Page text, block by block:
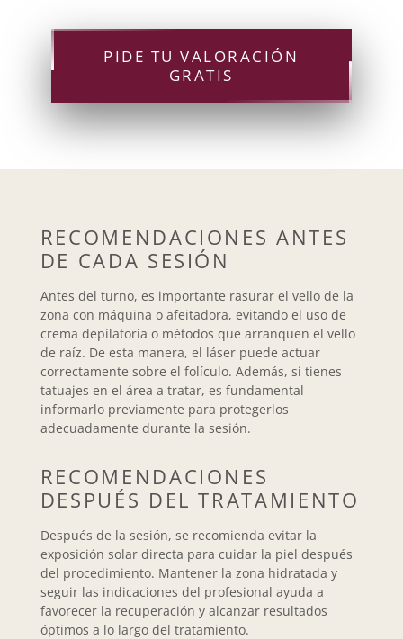
PIDE TU VALORACIÓN
GRATIS
RECOMENDACIONES ANTES
DE CADA SESIÓN
Antes del turno, es importante rasurar el vello de la
zona con máquina o afeitadora, evitando el uso de
crema depilatoria o métodos que arranquen el vello
de raíz. De esta manera, el láser puede actuar
correctamente sobre el folículo. Además, si tienes
tatuajes en el área a tratar, es fundamental
informarlo previamente para protegerlos
adecuadamente durante la sesión.
RECOMENDACIONES
DESPUÉS DEL TRATAMIENTO
Después de la sesión, se recomienda evitar la
exposición solar directa para cuidar la piel después
del procedimiento. Mantener la zona hidratada y
seguir las indicaciones del profesional ayuda a
favorecer la recuperación y alcanzar resultados
óptimos a lo largo del tratamiento.